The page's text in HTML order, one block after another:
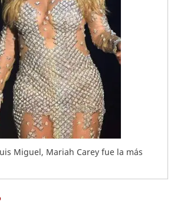
Miguel, Mariah Carey fue la más